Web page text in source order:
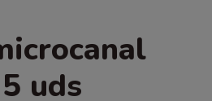
uds